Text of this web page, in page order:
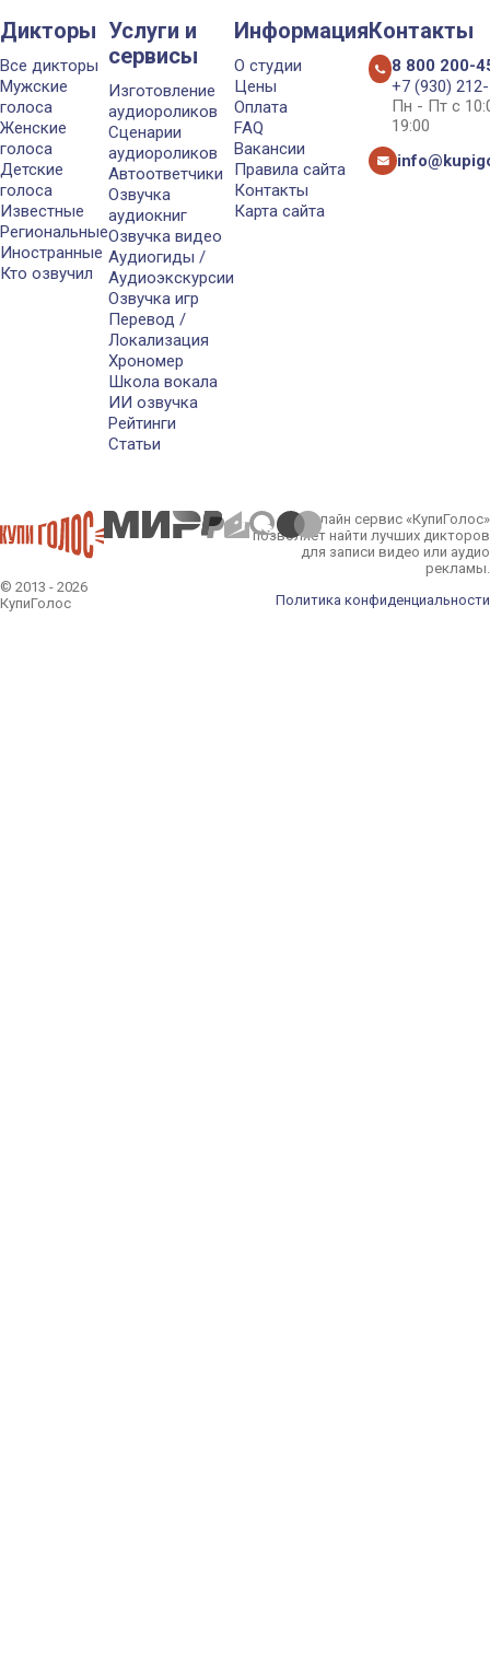
Дикторы
Все дикторы
Мужские
голоса
Женские
голоса
Детские
голоса
Известные
Региональные
Иностранные
Кто озвучил
Услуги и
сервисы
Изготовление
аудиороликов
Сценарии
аудиороликов
Автоответчики
Озвучка
аудиокниг
Озвучка видео
Аудиогиды /
Аудиоэкскурсии
Озвучка игр
Перевод /
Локализация
Хрономер
Школа вокала
ИИ озвучка
Рейтинги
Статьи
Информация
О студии
Цены
Оплата
FAQ
Вакансии
Правила сайта
Контакты
Карта сайта
Контакты
8 800 200-
+7 (930)
Пн - Пт с
19:00
© 2013 - 2026
КупиГолос
Онлайн сервис «КупиГолос»
позволяет найти лучших дикторов
для записи видео или аудио
рекламы.
Политика конфиденциальности